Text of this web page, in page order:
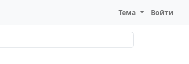
Тема Войти